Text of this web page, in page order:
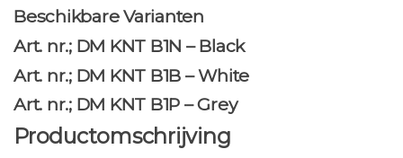
Beschikbare Varianten
Art. nr.; DM KNT B1N – Black
Art. nr.; DM KNT B1B – White
Art. nr.; DM KNT B1P – Grey
Productomschrijving